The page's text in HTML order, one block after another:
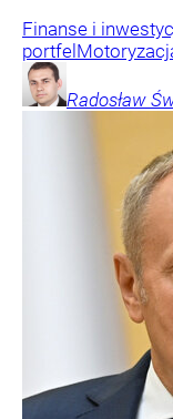
Finanse i
portfel
Radosław